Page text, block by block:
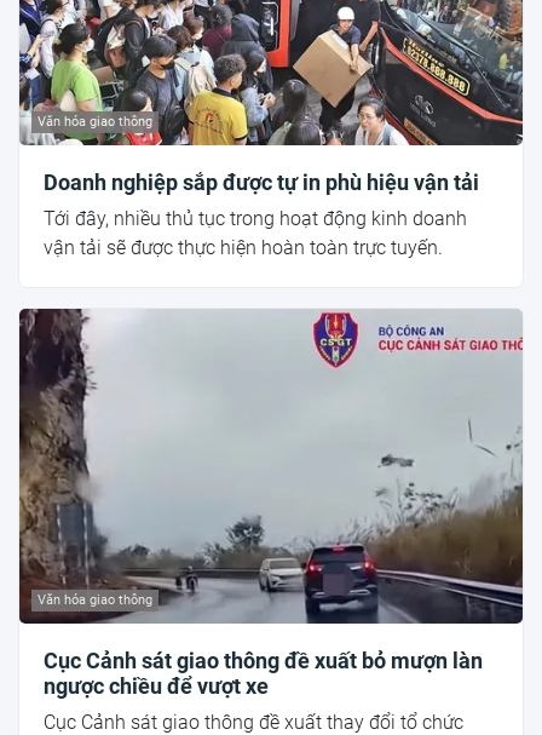
Văn hóa giao thông
Doanh nghiệp sắp được tự in phù hiệu vận tải
Tới đây, nhiều thủ tục trong hoạt động kinh doanh
vận tải sẽ được thực hiện hoàn toàn trực tuyến.
Văn hóa giao thông
Cục Cảnh sát giao thông đề xuất bỏ mượn làn
ngược chiều để vượt xe
Cục Cảnh sát giao thông đề xuất thay đổi tổ chức